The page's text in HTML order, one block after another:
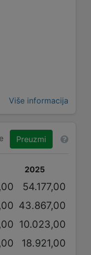
Više informacija
Preuzmi
2025
54.177,00
43.867,00
10.023,00
18.921,00